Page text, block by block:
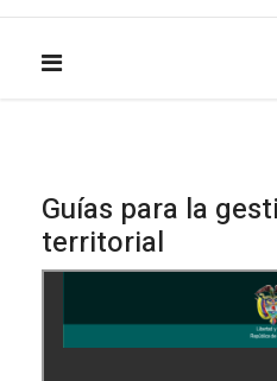
Guías para la
territorial